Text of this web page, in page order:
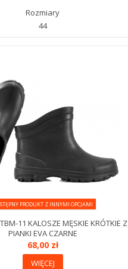
Rozmiary
44
PRODUKT Z INNYMI OPCJAMI
11 KALOSZE MĘSKIE KRÓTKIE Z
PIANKI EVA CZARNE
68,00 zł
WIĘCEJ